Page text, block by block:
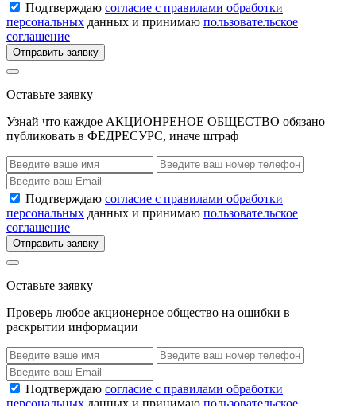
Подтверждаю согласие с правилами обработки
персональных данных и принимаю пользовательское
соглашение
Отправить заявку
Оставьте заявку
Узнай что каждое АКЦИОНРЕНОЕ ОБЩЕСТВО обязано
публиковать в ФЕДРЕСУРС, иначе штраф
Подтверждаю согласие с правилами обработки
персональных данных и принимаю пользовательское
соглашение
Отправить заявку
Оставьте заявку
Проверь любое акционерное общество на ошибки в
раскрытии информации
Подтверждаю согласие с правилами обработки
персональных данных и принимаю пользовательское